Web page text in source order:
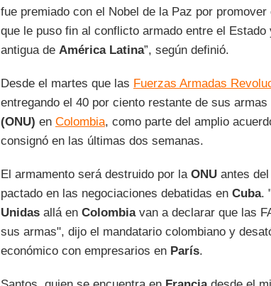
fue premiado con el Nobel de la Paz por
que le puso fin al conflicto armado entre el
antigua de América Latina”, según definió.
Desde el martes que las Fuerzas Armadas
entregando el 40 por ciento restante de sus
(ONU) en Colombia, como parte del amplio
consignó en las últimas dos semanas.
El armamento será destruido por la ONUantes del
pactado en las negociaciones debatidas en Cuba.
Unidasallá en Colombiavan a declarar que las
sus armas", dijo el mandatario colombiano y
económico con empresarios en París.